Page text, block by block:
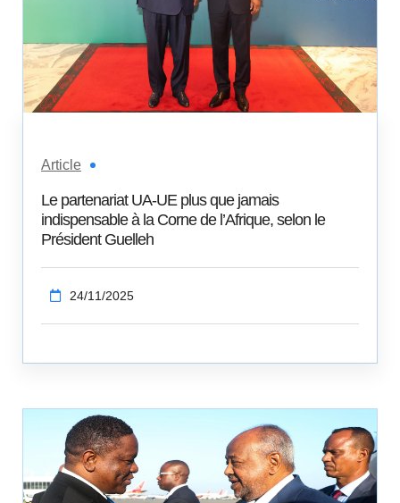
Article
Le partenariat UA-UE plus que jamais
indispensable à la Corne de l’Afrique, selon le
Président Guelleh
24/11/2025